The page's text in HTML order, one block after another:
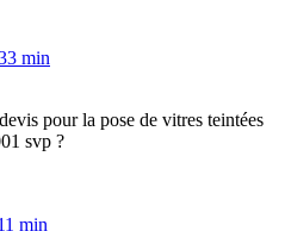
min
pour la pose de vitres teintées
svp ?
min